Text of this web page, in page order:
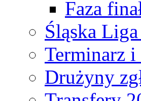
Faza
Śląska
Terminarz
Drużyny